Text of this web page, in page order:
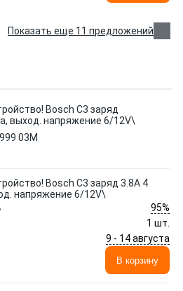
Показать еще 11 предложений
Bosch C3 заряд
выход. напряжение 6/12V\
03M
Bosch C3 заряд 3.8A 4
напряжение 6/12V\
95%
1 шт.
9 - 14 августа
В корзину